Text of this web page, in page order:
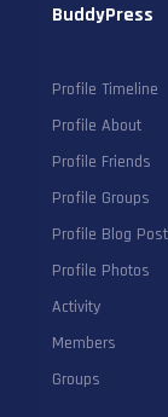
BuddyPress
Profile Timeline
Profile About
Profile Friends
Profile Groups
Profile Blog
Profile Photos
Activity
Members
Groups